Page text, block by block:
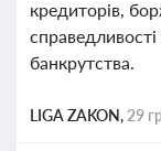
кредиторів,
банкрутства.
LIGA ZAKON, 29